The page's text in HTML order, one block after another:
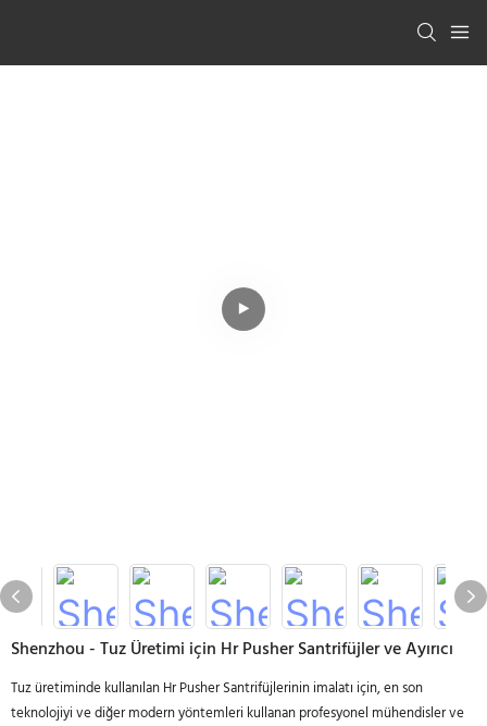
Shenzhou - Tuz Üretimi için Hr Pusher Santrifüjler ve Ayırıcı
Tuz üretiminde kullanılan Hr Pusher Santrifüjlerinin imalatı için, en son
teknolojiyi ve diğer modern yöntemleri kullanan profesyonel mühendisler ve